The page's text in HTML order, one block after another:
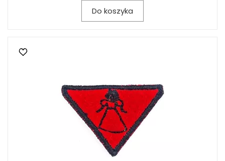
Do koszyka